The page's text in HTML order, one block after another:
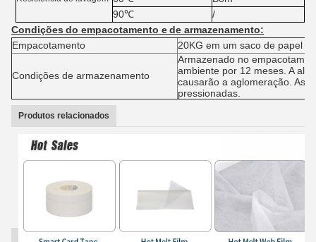
90℃
/
Condições do empacotamento ede armazenamento:
Empacotamento
20KG em um saco de papel
Condições de armazenamento
Armazenado no
ambiente por 12 meses. A
causarão a aglomeração. As
pressionadas.
Produtos relacionados